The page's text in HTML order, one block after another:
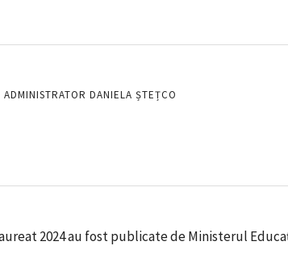
ADMINISTRATOR DANIELA ȘTEȚCO
2024 au fost publicate de Ministerul